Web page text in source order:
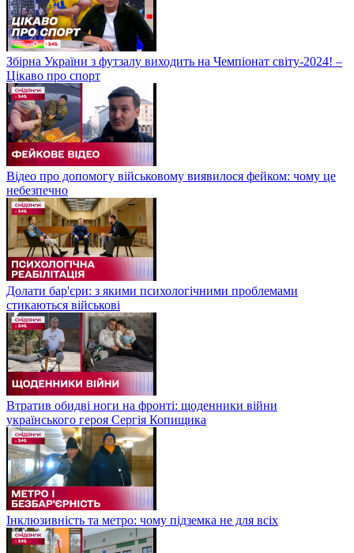
Збірна України з футзалу виходить на Чемпіонат світу-2024! –
Цікаво про спорт
Відео про допомогу військовому виявилося фейком: чому це
небезпечно
Долати бар'єри: з якими психологічними проблемами
стикаються військові
Втратив обидві ноги на фронті: щоденники війни
українського героя Сергія Копищика
Інклюзивність та метро: чому підземка не для всіх